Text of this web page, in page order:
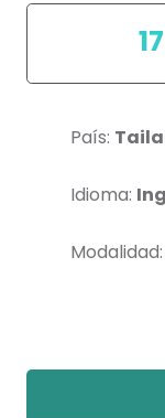
País:
Idioma:
Modalidad: